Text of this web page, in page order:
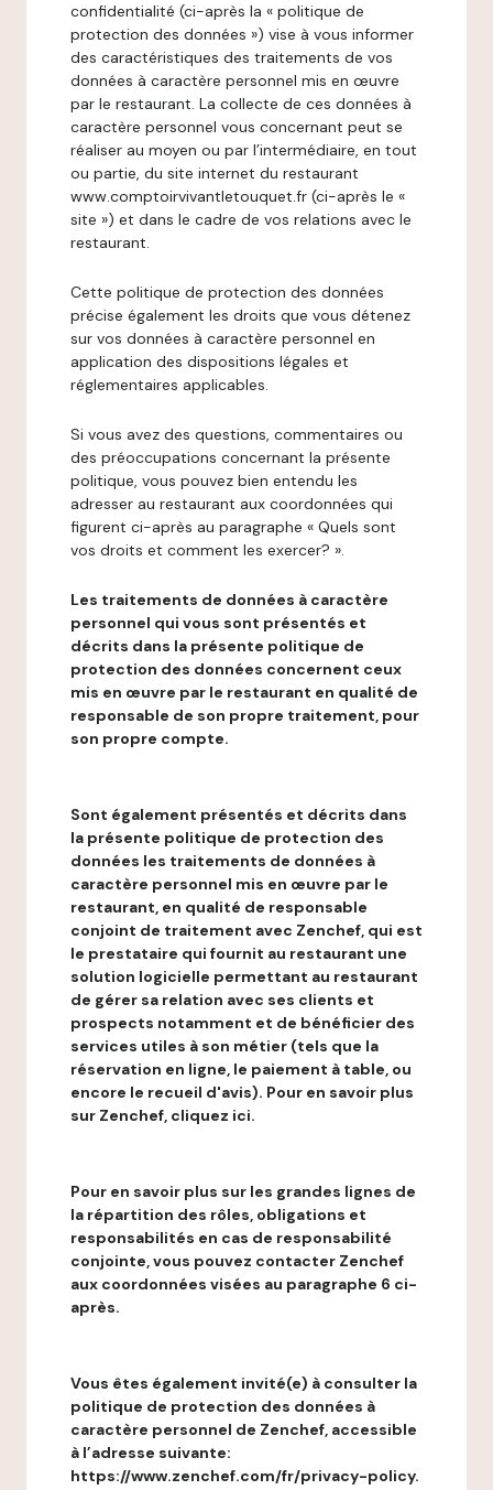
confidentialité (ci-après la « politique de
protection des données ») vise à vous informer
des caractéristiques des traitements de vos
données à caractère personnel mis en œuvre
par le restaurant. La collecte de ces données à
caractère personnel vous concernant peut se
réaliser au moyen ou par l’intermédiaire, en tout
ou partie, du site internet du restaurant
www.comptoirvivantletouquet.fr (ci-après le «
site ») et dans le cadre de vos relations avec le
restaurant.
Cette politique de protection des données
précise également les droits que vous détenez
sur vos données à caractère personnel en
application des dispositions légales et
réglementaires applicables.
Si vous avez des questions, commentaires ou
des préoccupations concernant la présente
politique, vous pouvez bien entendu les
adresser au restaurant aux coordonnées qui
figurent ci-après au paragraphe « Quels sont
vos droits et comment les exercer? ».
Les traitements de données à caractère
personnel qui vous sont présentés et
décrits dans la présente politique de
protection des données concernent ceux
mis en œuvre par le restaurant en qualité de
responsable de son propre traitement, pour
son propre compte.
Sont également présentés et décrits dans
la présente politique de protection des
données les traitements de données à
caractère personnel mis en œuvre par le
restaurant, en qualité de responsable
conjoint de traitement avec Zenchef, qui est
le prestataire qui fournit au restaurant une
solution logicielle permettant au restaurant
de gérer sa relation avec ses clients et
prospects notamment et de bénéficier des
services utiles à son métier (tels que la
réservation en ligne, le paiement à table, ou
encore le recueil d'avis). Pour en savoir plus
sur Zenchef, cliquez ici.
Pour en savoir plus sur les grandes lignes de
la répartition des rôles, obligations et
responsabilités en cas de responsabilité
conjointe, vous pouvez contacter Zenchef
aux coordonnées visées au paragraphe 6 ci-
après.
Vous êtes également invité(e) à consulter la
politique de protection des données à
caractère personnel de Zenchef, accessible
à l’adresse suivante:
https://www.zenchef.com/fr/privacy-policy.